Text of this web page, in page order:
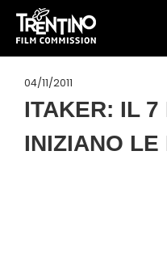
04/11/2011
ITAKER: IL 7
INIZIANO LE